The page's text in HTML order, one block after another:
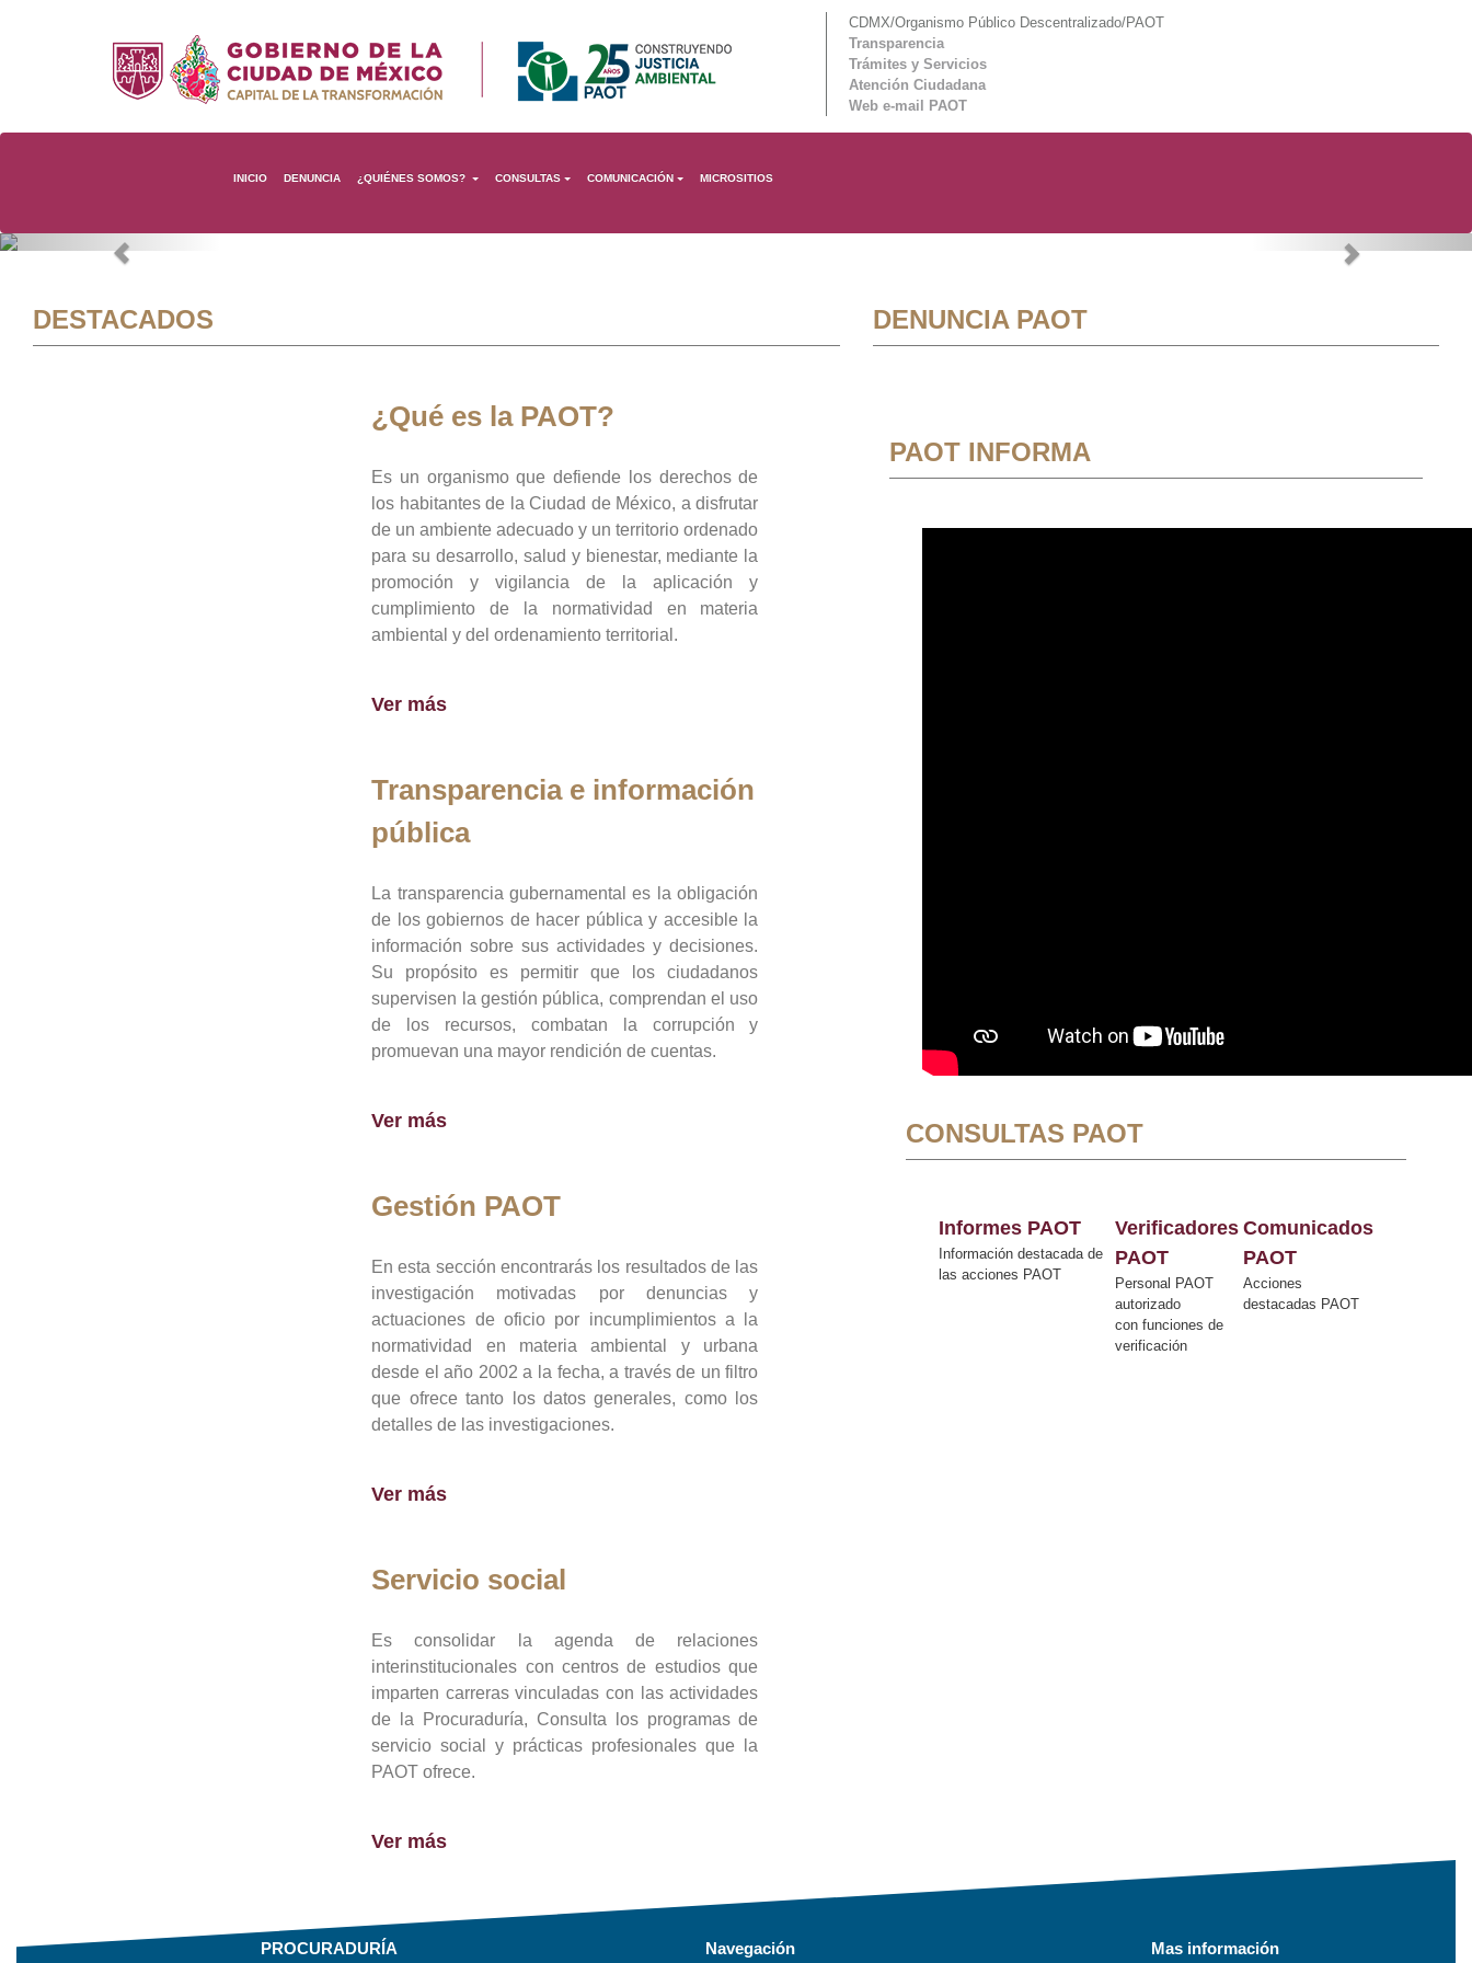
CDMX/Organismo Público Descentralizado/PAOT
Transparencia
Trámites y Servicios
Atención Ciudadana
Web e-mail PAOT
INICIO DENUNCIA ¿QUIÉNES SOMOS? CONSULTAS COMUNICACIÓN MICROSITIOS
Previous Next
DESTACADOS
¿Qué es la PAOT?
Es un organismo que defiende los derechos de
los habitantes de la Ciudad de México, a disfrutar
de un ambiente adecuado y un territorio ordenado
para su desarrollo, salud y bienestar, mediante la
promoción y vigilancia de la aplicación y
cumplimiento de la normatividad en materia
ambiental y del ordenamiento territorial.
Ver más
Transparencia e información
pública
La transparencia gubernamental es la obligación
de los gobiernos de hacer pública y accesible la
información sobre sus actividades y decisiones.
Su propósito es permitir que los ciudadanos
supervisen la gestión pública, comprendan el uso
de los recursos, combatan la corrupción y
promuevan una mayor rendición de cuentas.
Ver más
Gestión PAOT
En esta sección encontrarás los resultados de las
investigación motivadas por denuncias y
actuaciones de oficio por incumplimientos a la
normatividad en materia ambiental y urbana
desde el año 2002 a la fecha, a través de un filtro
que ofrece tanto los datos generales, como los
detalles de las investigaciones.
Ver más
Servicio social
Es consolidar la agenda de relaciones
interinstitucionales con centros de estudios que
imparten carreras vinculadas con las actividades
de la Procuraduría, Consulta los programas de
servicio social y prácticas profesionales que la
PAOT ofrece.
Ver más
DENUNCIA PAOT
PAOT INFORMA
CONSULTAS PAOT
Informes PAOT
Información destacada de
las acciones PAOT
Verificadores
PAOT
Personal PAOT
autorizado
con funciones de
verificación
Comunicados
PAOT
Acciones
destacadas PAOT
PROCURADURÍA Navegación Mas información